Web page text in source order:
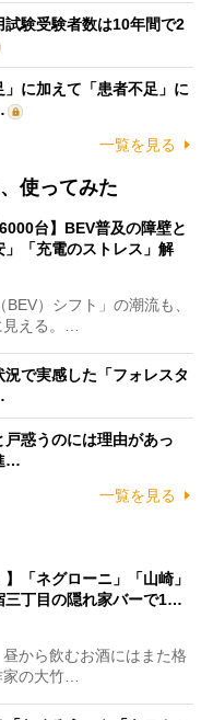
試験受験者数は10年間で2
」に加えて「患者不足」に
一覧を見る
使ってみた
台】BEV普及の障壁と
「充電のストレス」解
）シフト」の潮流も、
える。…
況で実感した「フォレスタ
惑うのには理由があっ
…
一覧を見る
】「ネグローニ」「山崎」
三丁目の隠れ家バーで1…
から飲むお酒にはまた格
の大竹…